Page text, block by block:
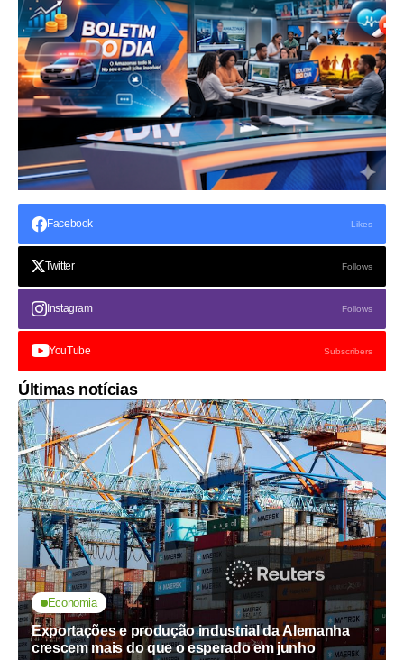
Facebook Likes
Twitter Follows
Instagram Follows
YouTube Subscribers
Últimas notícias
Economia
Exportações e produção industrial da Alemanha
crescem mais do que o esperado em junho